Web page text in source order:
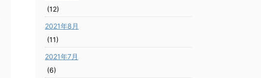
(12)
2021年8月
(11)
2021年7月
(6)